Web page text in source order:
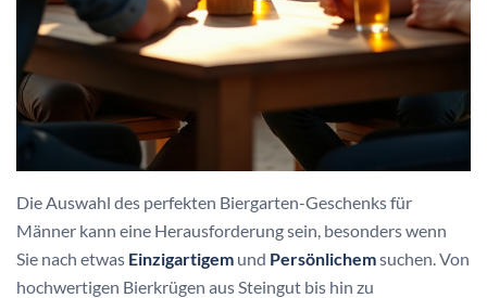
Die Auswahl des perfekten Biergarten-Geschenks für
Männer kann eine Herausforderung sein, besonders wenn
Sie nach etwas Einzigartigem und Persönlichemsuchen. Von
hochwertigen Bierkrügen aus Steingut bis hin zu